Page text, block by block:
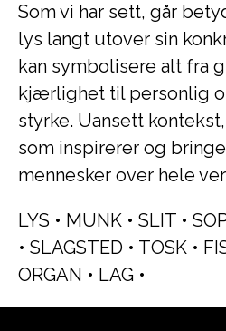
Som vi har sett, går
lys langt utover sin
kan symbolisere alt fra
kjærlighet til personlig
styrke. Uansett
som inspirerer og
mennesker over hele
LYS • MUNK • SLIT •
• SLAGSTED • TOSK •
ORGAN • LAG •